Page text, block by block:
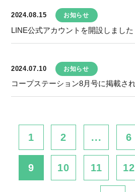
2024.08.15 お知らせ
LINE公式アカウントを開設しました
2024.07.10 お知らせ
コープステーション8月号に掲載さ
1 2 ... 6
9 10 11 12